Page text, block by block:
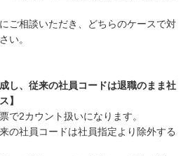
ご相談いただき、どちらのケースで対
い。
し、従来の社員コードは退職のまま社
】
で2カウント扱いになります。
の社員コードは社員指定より除外する